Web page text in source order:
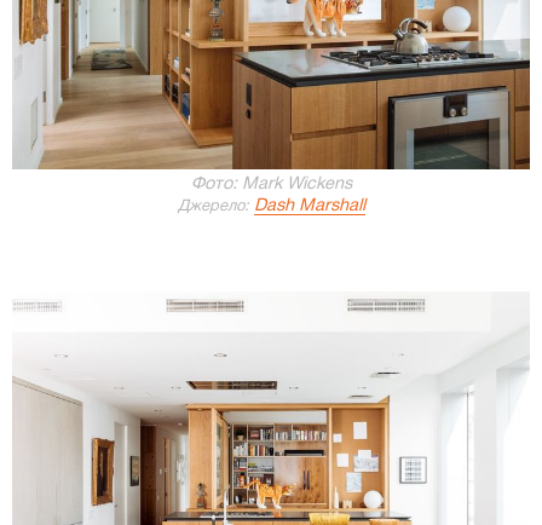
Фото: Mark Wickens
Джерело: Dash Marshall